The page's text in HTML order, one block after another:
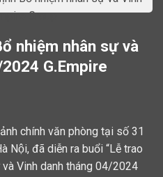
Group
nhiệm nhân sự và
G.Empire
chính văn phòng tại số 31
Nội, đã diễn ra buổi “Lễ trao
Vinh danh tháng 04/2024